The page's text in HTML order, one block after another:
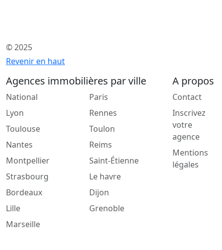
© 2025
Revenir en haut
Agences immobilières par ville
National
Lyon
Toulouse
Nantes
Montpellier
Strasbourg
Bordeaux
Lille
Marseille
Paris
Rennes
Toulon
Reims
Saint-Étienne
Le havre
Dijon
Grenoble
A propos
Contact
Inscrivez
votre
agence
Mentions
légales